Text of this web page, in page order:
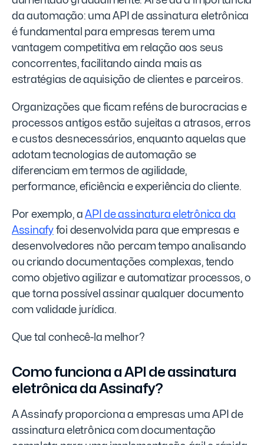
da automação: uma API de assinatura eletrônica
é fundamental para empresas terem uma
vantagem competitiva em relação aos seus
concorrentes, facilitando ainda mais as
estratégias de aquisição de clientes e parceiros.
Organizações que ficam reféns de burocracias e
processos antigos estão sujeitas a atrasos, erros
e custos desnecessários, enquanto aquelas que
adotam tecnologias de automação se
diferenciam em termos de agilidade,
performance, eficiência e experiência do cliente.
Por exemplo, aAPI de assinatura eletrônica da
Assinafyfoi desenvolvida para que empresas e
desenvolvedores não percam tempo analisando
ou criando documentações complexas, tendo
como objetivo agilizar e automatizar processos, o
que torna possível assinar qualquer documento
com validade jurídica.
Que tal conhecê-la melhor?
Como funciona a API de assinatura
eletrônica da Assinafy?
A Assinafy proporciona a empresas uma API de
assinatura eletrônica com documentação